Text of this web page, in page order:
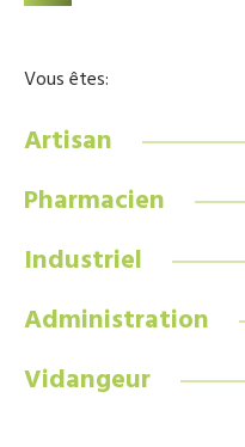
Vous êtes:
Artisan
Pharmacien
Industriel
Administration
Vidangeur